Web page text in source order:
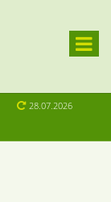
28.07.2026